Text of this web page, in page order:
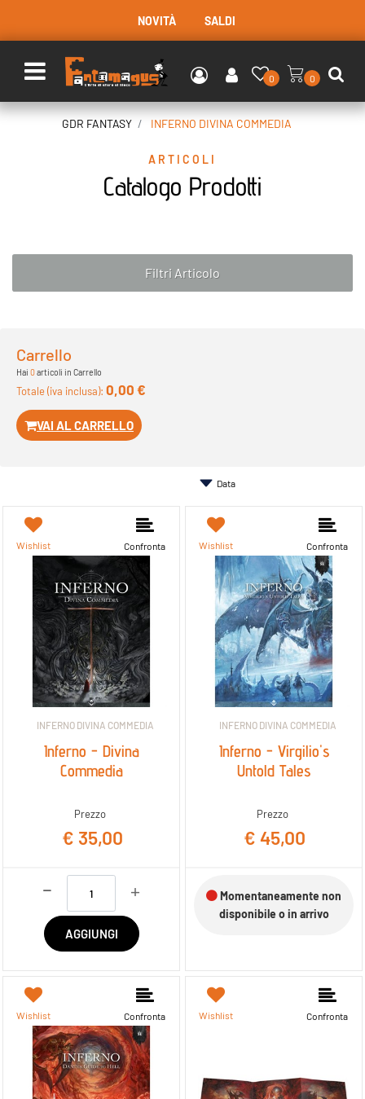
NOVITÀ SALDI
Open menu
0 0
GDR FANTASY INFERNO DIVINA COMMEDIA
ARTICOLI
Catalogo Prodotti
Filtri Articolo
Carrello
Hai 0articoli in Carrello
Totale (iva inclusa): 0,00 €
VAI AL CARRELLO
Wishlist Confronta
INFERNO DIVINA COMMEDIA
Inferno - Divina
Commedia
Prezzo
€ 35,00
AGGIUNGI
Wishlist Confronta
INFERNO DIVINA COMMEDIA
Inferno - Virgilio's
Untold Tales
Prezzo
€ 45,00
Momentaneamente non
disponibile o in arrivo
Wishlist Confronta Wishlist Confronta